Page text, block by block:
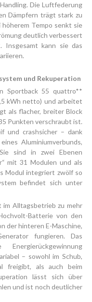
Die Luftfederung
Dämpfern trägt stark zu
Tempo senkt sie
deutlich verbessert
Insgesamt kann sie das
und Rekuperation
Sportback 55 quattro**
kWh netto) und arbeitet
als flacher, breiter Block
Punkten verschraubt ist.
und crashsicher – dank
Aluminium­verbunds,
sind in zwei Ebenen
mit 31 Modulen und als
Modul integriert zwölf so
befindet sich unter
im Alltagsbetrieb zu mehr
Batterie von den
der hinteren E-Maschine,
fungieren. Das
– sowohl im Schub,
freigibt, als auch beim
lässt sich über
und ist noch deutlicher